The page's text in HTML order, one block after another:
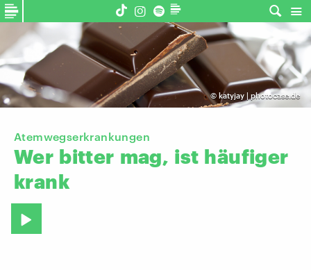
© katyjay | photocase.de
Atemwegserkrankungen
Wer bitter mag, ist häufiger
krank